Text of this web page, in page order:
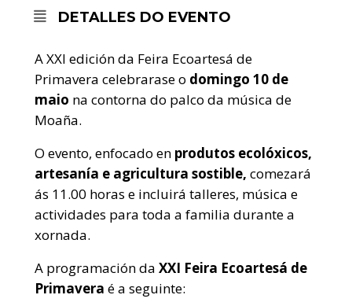
DETALLES DO EVENTO
A XXI edición da Feira Ecoartesá de
Primavera celebrarase o domingo 10 de
maio na contorna do palco da música de
Moaña.
O evento, enfocado en produtos ecolóxicos,
artesanía e agricultura sostible, comezará
ás 11.00 horas e incluirá talleres, música e
actividades para toda a familia durante a
xornada.
A programación da XXI Feira Ecoartesá de
Primavera é a seguinte: